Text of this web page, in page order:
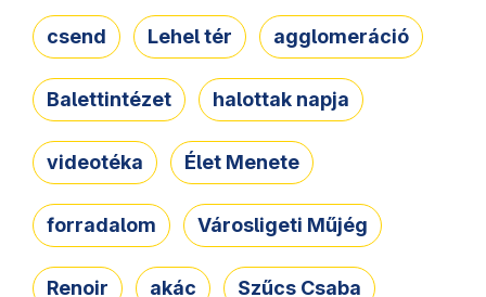
csend Lehel tér agglomeráció
Balettintézet halottak napja
videotéka Élet Menete
forradalom Városligeti Műjég
Renoir akác Szűcs Csaba